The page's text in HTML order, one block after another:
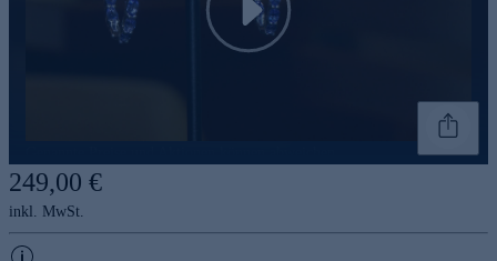
Play
249,00 €
inkl. MwSt.